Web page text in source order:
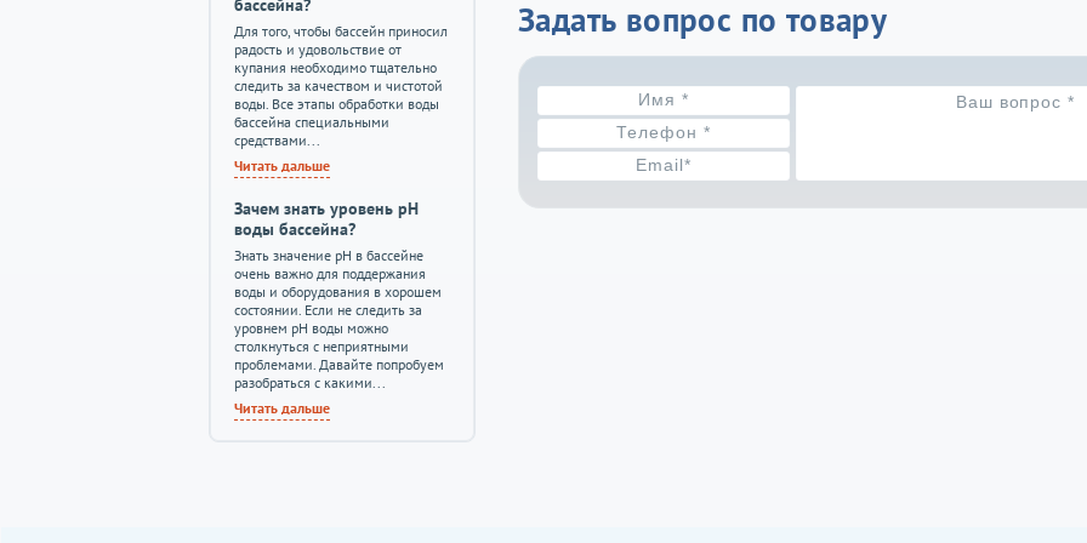
Задать вопрос по товару
бассейна?
Для того, чтобы бассейн приносил
радость и удовольствие от
купания необходимо тщательно
следить за качеством и чистотой
воды. Все этапы обработки воды
бассейна специальными
средствами...
Читать дальше
Зачем знать уровень pH
воды бассейна?
Знать значение pH в бассейне
очень важно для поддержания
воды и оборудования в хорошем
состоянии. Если не следить за
уровнем pH воды можно
столкнуться с неприятными
проблемами. Давайте попробуем
разобраться с какими...
Читать дальше